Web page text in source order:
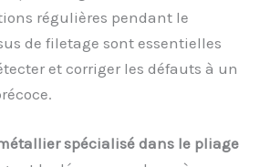
régulières pendant le
de filetage sont essentielles
et corriger les défauts à un
spécialisé dans le pliage